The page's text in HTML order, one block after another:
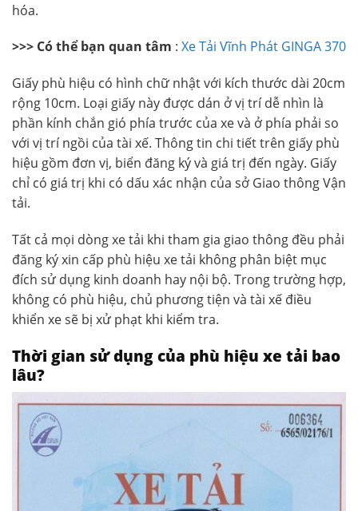
hóa.
>>> Có thể bạn quan tâm : Xe Tải Vĩnh Phát GINGA 370
Giấy phù hiệu có hình chữ nhật với kích thước dài 20cm
rộng 10cm. Loại giấy này được dán ở vị trí dễ nhìn là
phần kính chắn gió phía trước của xe và ở phía phải so
với vị trí ngồi của tài xế. Thông tin chi tiết trên giấy phù
hiệu gồm đơn vị, biển đăng ký và giá trị đến ngày. Giấy
chỉ có giá trị khi có dấu xác nhận của sở Giao thông Vận
tải.
Tất cả mọi dòng xe tải khi tham gia giao thông đều phải
đăng ký xin cấp phù hiệu xe tải không phân biệt mục
đích sử dụng kinh doanh hay nội bộ. Trong trường hợp,
không có phù hiệu, chủ phương tiện và tài xế điều
khiển xe sẽ bị xử phạt khi kiểm tra.
Thời gian sử dụng của phù hiệu xe tải bao
lâu?